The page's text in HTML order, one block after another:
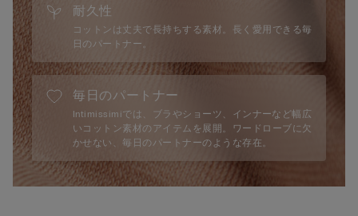
耐久性
コットンは丈夫で長持ちする素材。長く愛用できる毎
日のパートナー。
毎日のパートナー
Intimissimiでは、ブラやショーツ、インナーなど幅広
いコットン素材のアイテムを展開。ワードローブに欠
かせない、毎日のパートナーのような存在。